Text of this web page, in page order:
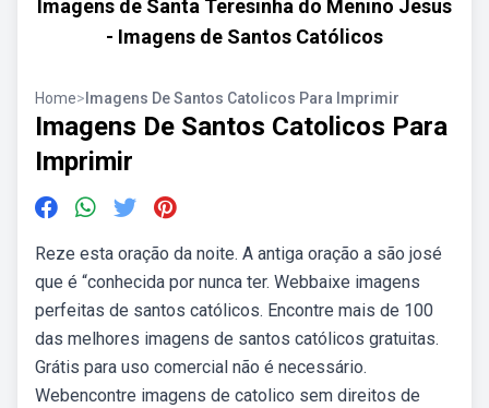
Imagens de Santa Teresinha do Menino Jesus
- Imagens de Santos Católicos
Home> Imagens De Santos Catolicos Para Imprimir
Imagens De Santos Catolicos Para
Imprimir
Reze esta oração da noite. A antiga oração a são josé
que é “conhecida por nunca ter. Webbaixe imagens
perfeitas de santos católicos. Encontre mais de 100
das melhores imagens de santos católicos gratuitas.
Grátis para uso comercial não é necessário.
Webencontre imagens de catolico sem direitos de